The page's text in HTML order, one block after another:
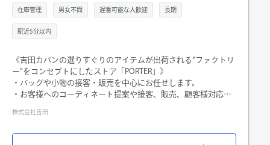
在庫管理 男女不問 遅番可能な人歓迎 長期
駅近5分以内
《吉田カバンの選りすぐりのアイテムが出荷される“ファクトリ
ー”をコンセプトにしたストア「PORTER」》
・バッグや小物の接客・販売を中心にお任せします。
・お客様へのコーディネート提案や接客、販売、顧客様対応
・スタイリングスナップ撮影、ブログ作成
株式会社吉田